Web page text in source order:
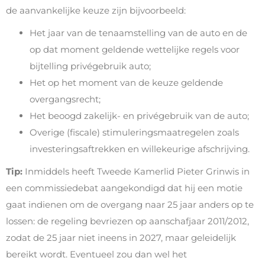
de aanvankelijke keuze zijn bijvoorbeeld:
Het jaar van de tenaamstelling van de auto en de
op dat moment geldende wettelijke regels voor
bijtelling privégebruik auto;
Het op het moment van de keuze geldende
overgangsrecht;
Het beoogd zakelijk- en privégebruik van de auto;
Overige (fiscale) stimuleringsmaatregelen zoals
investeringsaftrekken en willekeurige afschrijving.
Tip: Inmiddels heeft Tweede Kamerlid Pieter Grinwis in
een commissiedebat aangekondigd dat hij een motie
gaat indienen om de overgang naar 25 jaar anders op te
lossen: de regeling bevriezen op aanschafjaar 2011/2012,
zodat de 25 jaar niet ineens in 2027, maar geleidelijk
bereikt wordt. Eventueel zou dan wel het